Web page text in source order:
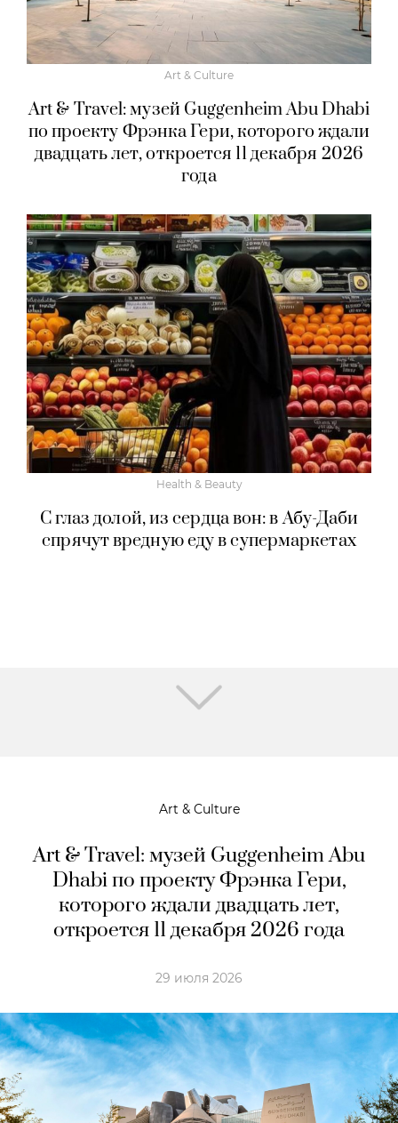
Art & Culture
Art & Travel: музей Guggenheim Abu Dhabi
по проекту Фрэнка Гери, которого ждали
двадцать лет, откроется 11 декабря 2026
года
Health & Beauty
С глаз долой, из сердца вон: в Абу-Даби
спрячут вредную еду в супермаркетах
Art & Culture
Art & Travel: музей Guggenheim Abu
Dhabi по проекту Фрэнка Гери,
которого ждали двадцать лет,
откроется 11 декабря 2026 года
29 июля 2026